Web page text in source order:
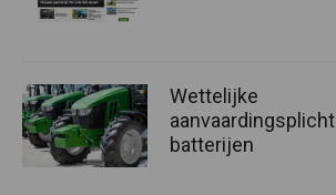
Wettelijke
aanvaardingsplicht
batterijen